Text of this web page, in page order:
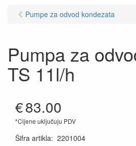
Pumpe za odvod kondezata
Pumpa za
TS 11l/h
€83.00
*Cijene uključuju PDV
Šifra artikla: 2201004